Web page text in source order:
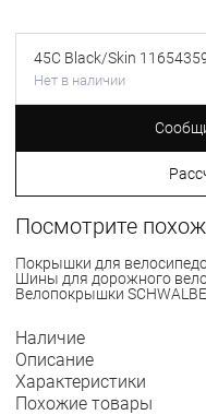
45C Black/Skin
Нет в наличии
Посмотрите
Покрышки для
Шины для дорожного
Велопокрышки SCHWALBE
Наличие
Описание
Характеристики
Похожие товары